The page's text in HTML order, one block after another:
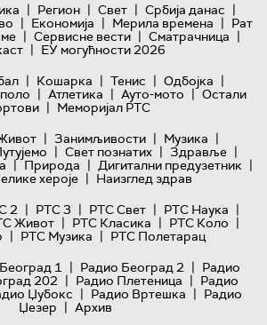
| Регион | Свет | Србија данас |
| Економија | Мерила времена | Рат
| Сервисне вести | Сматрачница |
| ЕУ могућности 2026
| Кошарка | Тенис | Одбојка |
| Атлетика | Ауто-мото | Остали
| Меморијал РТС
| Занимљивости | Музика |
| Свет познатих | Здравље |
| Природа | Дигитални предузетник |
хероје | Наизглед здрав
2 | РТС 3 | РТС Свет | РТС Наука |
Живот | РТС Класика | РТС Коло |
| РТС Музика | РТС Полетарац
1 | Радио Београд 2 | Радио
202 | Радио Плетеница | Радио
Џубокс | Радио Вртешка | Радио
Џезер | Архив